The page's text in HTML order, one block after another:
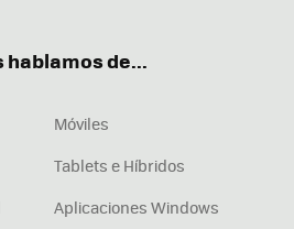
hablamos de...
Móviles
Tablets e Híbridos
Aplicaciones Windows